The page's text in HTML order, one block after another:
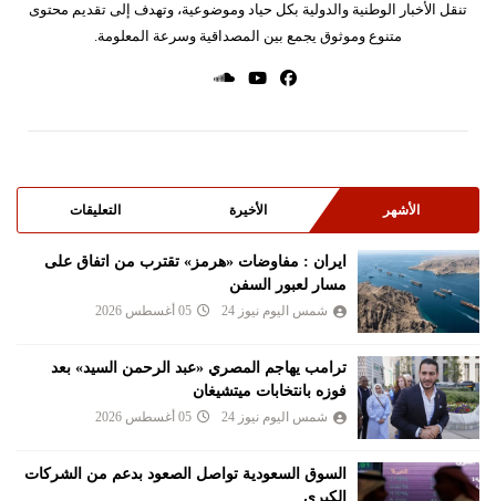
تنقل الأخبار الوطنية والدولية بكل حياد وموضوعية، وتهدف إلى تقديم محتوى
متنوع وموثوق يجمع بين المصداقية وسرعة المعلومة.
الأشهر الأخيرة التعليقات
ايران : مفاوضات «هرمز» تقترب من اتفاق على
مسار لعبور السفن
شمس اليوم نيوز 24 05 أغسطس 2026
ترامب يهاجم المصري «عبد الرحمن السيد» بعد
فوزه بانتخابات ميتشيغان
شمس اليوم نيوز 24 05 أغسطس 2026
السوق السعودية تواصل الصعود بدعم من الشركات
الكبرى